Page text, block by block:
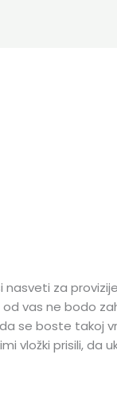
za
vas ne bodo
se boste takoj
vložki prisili, da